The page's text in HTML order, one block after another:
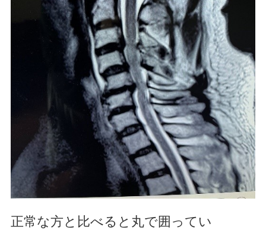
正常な方と比べると丸で囲ってい